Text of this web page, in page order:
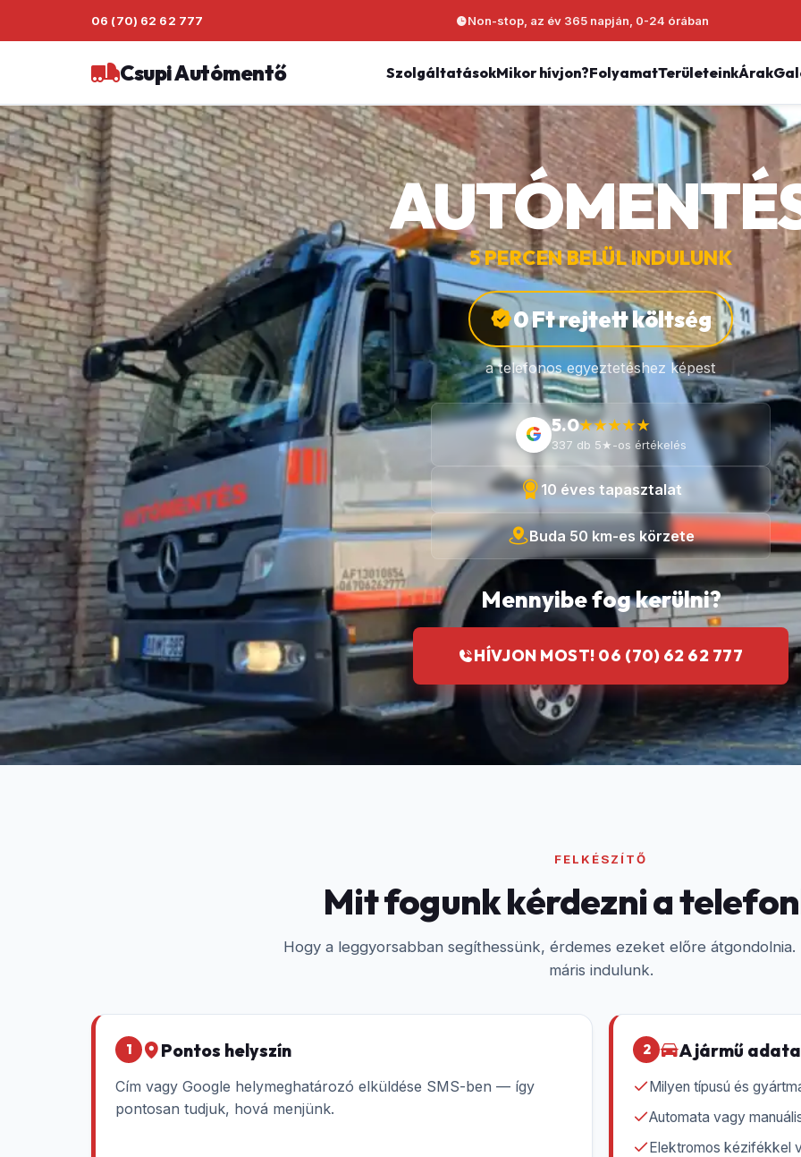
06 (70) 62 62 777 Non-stop, az év 365 napján, 0-24 órában
Csupi Autómentő SzolgáltatásokMikor hívjon?FolyamatTerületeinkÁrak
5 PERCEN BELÜL INDULUNK
0 Ft rejtett költség
a telefonos egyeztetéshez képest
G 5.0★★★★★
337 db 5★-os értékelés
10 éves tapasztalat
Buda 50 km-es körzete
Mennyibe fog kerülni?
HÍVJON MOST! 06 (70) 62 62 777
FELKÉSZÍTŐ
Mit fogunk kérdezni a
Hogy a leggyorsabban segíthessünk, érdemes ezeket előre átgondolnia.
máris indulunk.
1 Pontos helyszín
Cím vagy Google helymeghatározó elküldése SMS-ben — így
pontosan tudjuk, hová menjünk.
2 A jármű
Milyen típusú és
Automata vagy
Elektromos kézifékkel